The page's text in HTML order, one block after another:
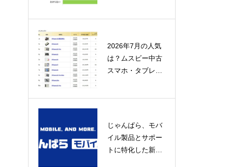
2026年7月の人気
は？ムスビー中古
スマホ・タブレッ
じゃんぱら、モバ
イル製品とサポー
トに特化した新コ